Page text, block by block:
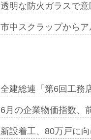
透明な防火ガラスで
市中スクラップから
全建総連「第6回工務
6月の企業物価指数、
新設着工、80万戸に